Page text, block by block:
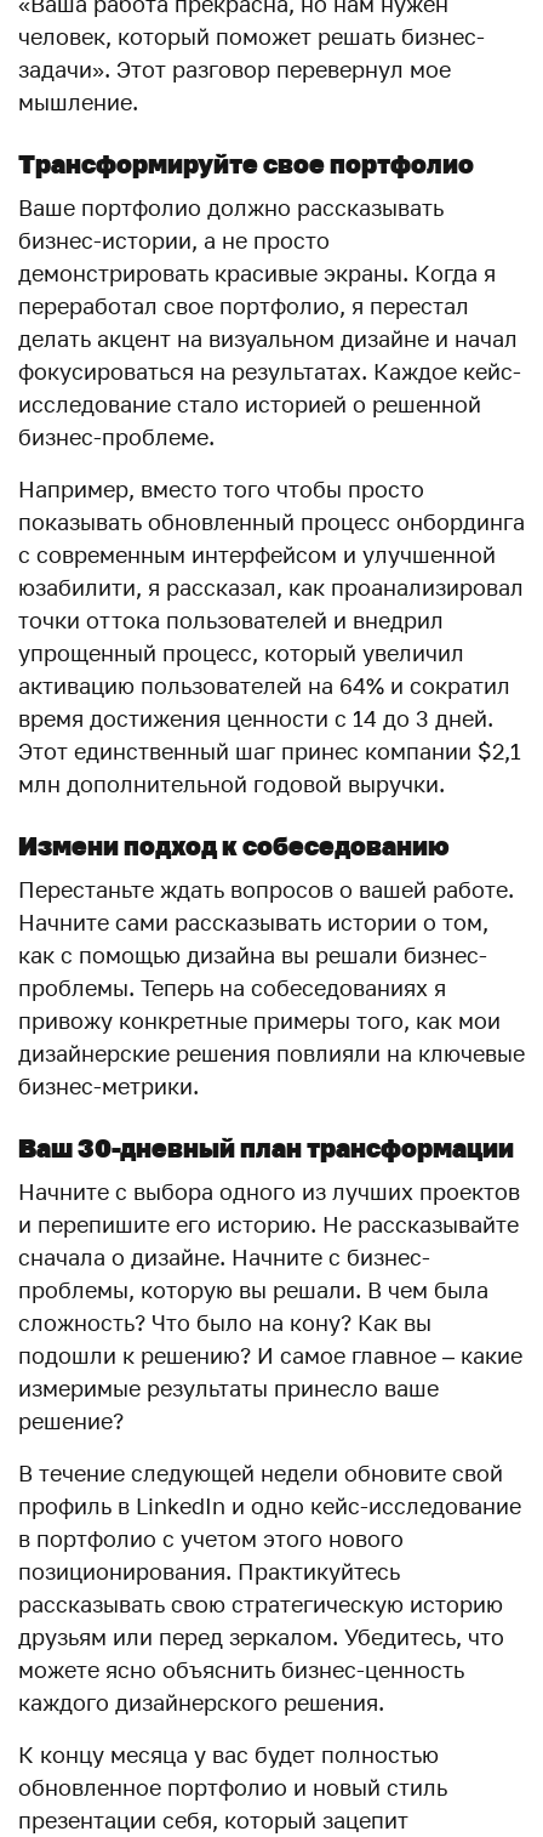
человек, который поможет решать бизнес-
задачи». Этот разговор перевернул мое
мышление.
Трансформируйте свое портфолио
Ваше портфолио должно рассказывать
бизнес-истории, а не просто
демонстрировать красивые экраны. Когда я
переработал свое портфолио, я перестал
делать акцент на визуальном дизайне и начал
фокусироваться на результатах. Каждое кейс-
исследование стало историей о решенной
бизнес-проблеме.
Например, вместо того чтобы просто
показывать обновленный процесс онбординга
с современным интерфейсом и улучшенной
юзабилити, я рассказал, как проанализировал
точки оттока пользователей и внедрил
упрощенный процесс, который увеличил
активацию пользователей на 64% и сократил
время достижения ценности с 14 до 3 дней.
Этот единственный шаг принес компании $2,1
млн дополнительной годовой выручки.
Измени подход к собеседованию
Перестаньте ждать вопросов о вашей работе.
Начните сами рассказывать истории о том,
как с помощью дизайна вы решали бизнес-
проблемы. Теперь на собеседованиях я
привожу конкретные примеры того, как мои
дизайнерские решения повлияли на ключевые
бизнес-метрики.
Ваш 30-дневный план трансформации
Начните с выбора одного из лучших проектов
и перепишите его историю. Не рассказывайте
сначала о дизайне. Начните с бизнес-
проблемы, которую вы решали. В чем была
сложность? Что было на кону? Как вы
подошли к решению? И самое главное – какие
измеримые результаты принесло ваше
решение?
В течение следующей недели обновите свой
профиль в LinkedIn и одно кейс-исследование
в портфолио с учетом этого нового
позиционирования. Практикуйтесь
рассказывать свою стратегическую историю
друзьям или перед зеркалом. Убедитесь, что
можете ясно объяснить бизнес-ценность
каждого дизайнерского решения.
К концу месяца у вас будет полностью
обновленное портфолио и новый стиль
презентации себя, который зацепит